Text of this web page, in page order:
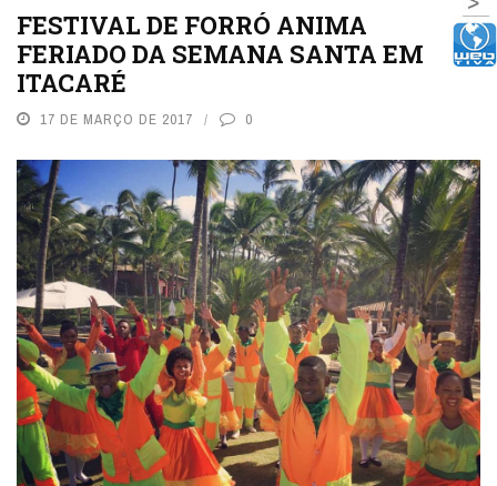
FESTIVAL DE FORRÓ ANIMA
FERIADO DA SEMANA SANTA EM
ITACARÉ
17 DE MARÇO DE 2017 0